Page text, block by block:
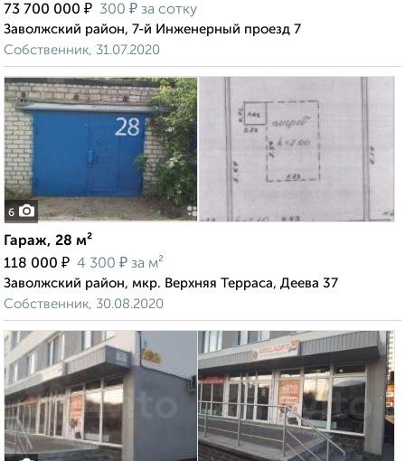
73 700 000 ₽ 300 ₽ за сотку
Заволжский район, 7-й Инженерный проезд 7
Собственник, 31.07.2020
6
Гараж, 28 м²
118 000 ₽ 4 300 ₽ за м²
Заволжский район, мкр. Верхняя Терраса, Деева 37
Собственник, 30.08.2020